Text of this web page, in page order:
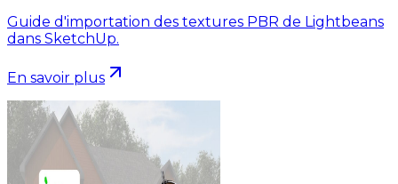
Guide d'importation des textures PBR de Lightbeans
dans SketchUp.
En savoir plus